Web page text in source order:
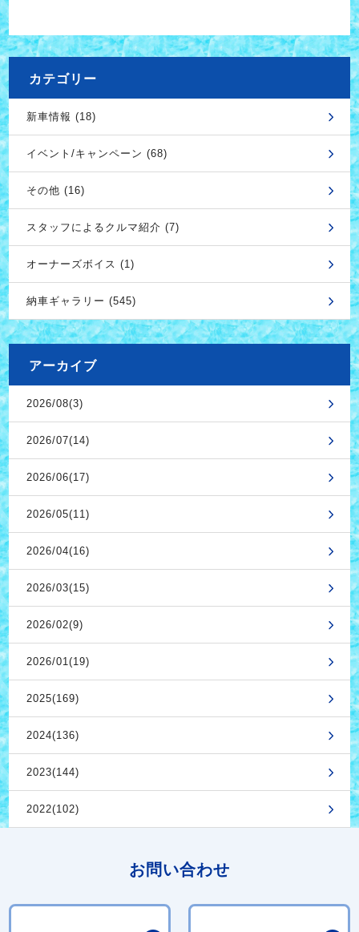
カテゴリー
新車情報 (18)
イベント/キャンペーン (68)
その他 (16)
スタッフによるクルマ紹介 (7)
オーナーズボイス (1)
納車ギャラリー (545)
アーカイブ
2026/08(3)
2026/07(14)
2026/06(17)
2026/05(11)
2026/04(16)
2026/03(15)
2026/02(9)
2026/01(19)
2025(169)
2024(136)
2023(144)
2022(102)
お問い合わせ